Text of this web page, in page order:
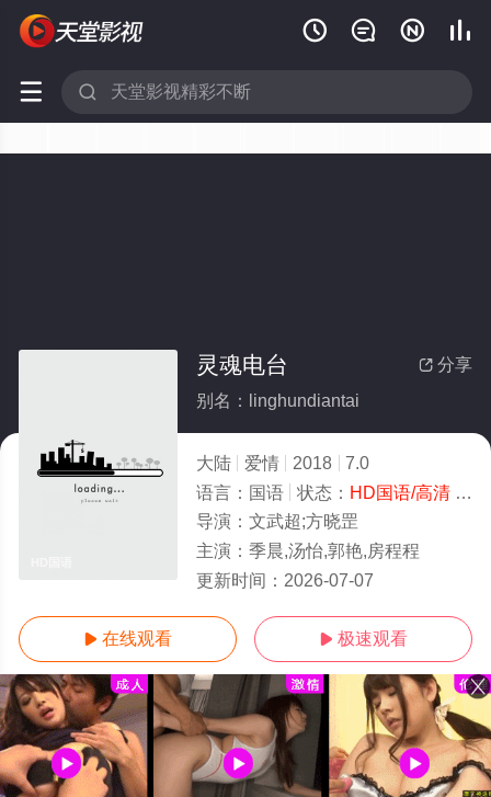
   
 
 分享
灵魂电台
别名：linghundiantai
大陆 爱情 2018
7.0
语言： 国语 状态： HD国语/高清- 免费在线观看
导演： 文武超;方晓罡
主演： 季晨,汤怡,郭艳,房程程
更新时间： 2026-07-07
 在线观看  极速观看